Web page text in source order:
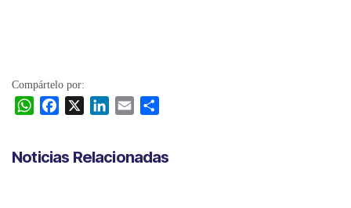
Compártelo por:
W
t
e
k
i
p
Noticias Relacionadas